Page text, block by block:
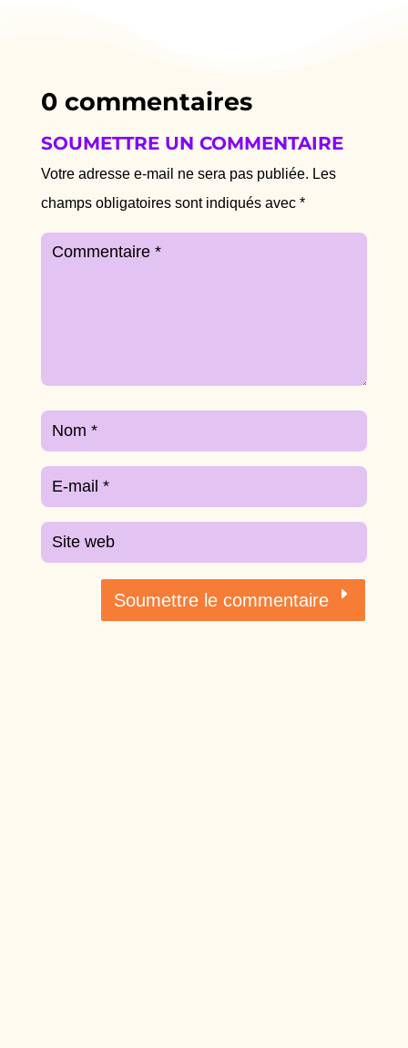
0 commentaires
SOUMETTRE UN COMMENTAIRE
Votre adresse e-mail ne sera pas publiée. Les
champs obligatoires sont indiqués avec *
Soumettre le commentaire